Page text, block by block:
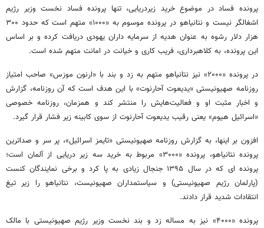
پرونده فساد در موضوع خرید زیردریایی، تنها پرونده فساد نخست وزیر رژیم
اشغالگر نیست و نتانیاهو در پرونده موسوم به «۱۰۰۰» متهم است که حدود ۳۰۰
هزار دلار رشوه به عنوان هدیه از سرمایه داران یهودی دریافت کرده و بر اساس
این پرونده، به کلاهبرداری، فریب کاری و خیانت در امانت متهم شده است.
در پرونده «۲۰۰۰» نیز نتانیاهو متهم به زد و بند با «ارنون موزس» صاحب امتیاز
روزنامه صهیونیستی «یدیعوت آحارنوت» با این هدف است که آن روزنامه، گزارش
و اخبار مثبت او و فعالیت‌هایش را منتشر کند و همزمان، روزنامه خصوصی
«اسرائیل هیوم» یعنی رقیب یدیعوت آحارنوت از سوی کابینه زیر فشار قرار گیرد.
افزون بر اینها، به گزارش روزنامه صهیونیستی «تایمز اسرائیل»، پر سر و صداترین
پرونده نتانیاهو، پرونده «۳۰۰۰» مربوط به خرید سه زیر دریایی از آلمان است؛
پرونده ای که در سال ۱۳۹۵ جنجال زیادی به پا کرد و برخی نمایندگان کنست
(پارلمان رژیم صهیونیستی) و سیاستمداران صهیونیست، نتانیاهو را زیر تیغ
انتقادات شدید قرار دادند.
پرونده «۴۰۰۰» نیز به مساله زد و بند نخست وزیر رژیم صهیونیستی با مالک